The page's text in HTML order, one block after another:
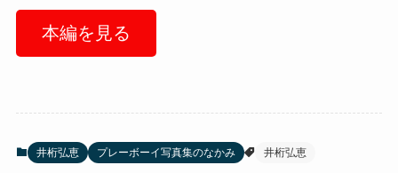
本編を見る
井桁弘恵 プレーボーイ写真集のなかみ 井桁弘恵